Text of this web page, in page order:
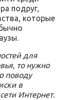
подруг,
которые
для
то нужно
поводу
в
Интернет.